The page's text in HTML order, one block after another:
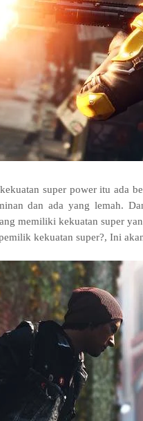
super power itu ada
dan ada yang lemah.
memiliki kekuatan super
kekuatan super?, Ini